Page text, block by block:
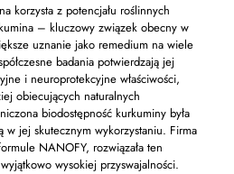
korzysta z potencjału roślinnych
– kluczowy związek obecny w
uznanie jako remedium na wiele
badania potwierdzają jej
i neuroprotekcyjne właściwości,
obiecujących naturalnych
biodostępność kurkuminy była
w jej skutecznym wykorzystaniu. Firma
NANOFY, rozwiązała ten
wysokiej przyswajalności.